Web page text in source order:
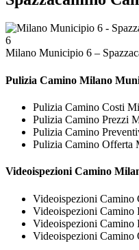
Milano Municipio 6 –
Pulizia Camino Milano
Pulizia Camino Costi
Pulizia Camino Prezzi
Pulizia Camino
Pulizia Camino Offerta
Videoispezioni Camino
Videoispezioni
Videoispezioni
Videoispezioni
Videoispezioni